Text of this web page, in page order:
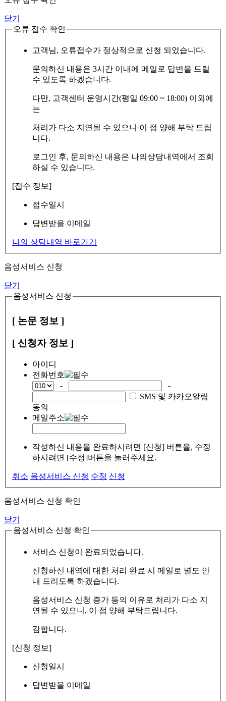
닫기
오류 접수 확인
고객님, 오류접수가 정상적으로 신청 되었습니다.
문의하신 내용은 3시간 이내에 메일로 답변을 드릴
수 있도록 하겠습니다.
다만, 고객센터 운영시간(평일 09:00 ~ 18:00) 이외에
는
처리가 다소 지연될 수 있으니 이 점 양해 부탁 드립
니다.
로그인 후, 문의하신 내용은 나의상담내역에서 조회
하실 수 있습니다.
[접수 정보]
접수일시
답변받을 이메일
나의 상담내역 바로가기
음성서비스 신청
닫기
음성서비스 신청
[ 논문 정보 ]
[ 신청자 정보 ]
아이디
전화번호
-
-
SMS 및 카카오알림
동의
메일주소
작성하신 내용을 완료하시려면 [신청] 버튼을, 수정
하시려면 [수정]버튼을 눌러주세요.
취소 음성서비스 신청 수정 신청
음성서비스 신청 확인
닫기
음성서비스 신청 확인
서비스 신청이 완료되었습니다.
신청하신 내역에 대한 처리 완료 시 메일로 별도 안
내 드리도록 하겠습니다.
음성서비스 신청 증가 등의 이유로 처리가 다소 지
연될 수 있으니, 이 점 양해 부탁드립니다.
감합니다.
[신청 정보]
신청일시
답변받을 이메일